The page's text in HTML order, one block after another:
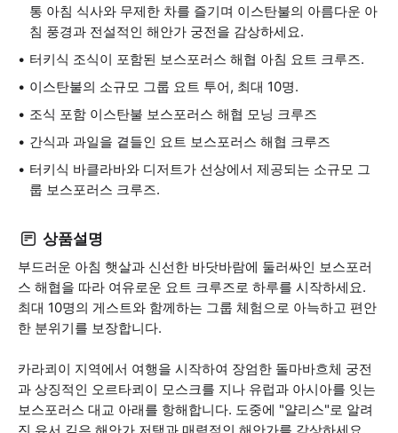
통 아침 식사와 무제한 차를 즐기며 이스탄불의 아름다운 아
침 풍경과 전설적인 해안가 궁전을 감상하세요.
터키식 조식이 포함된 보스포러스 해협 아침 요트 크루즈.
이스탄불의 소규모 그룹 요트 투어, 최대 10명.
조식 포함 이스탄불 보스포러스 해협 모닝 크루즈
간식과 과일을 곁들인 요트 보스포러스 해협 크루즈
터키식 바클라바와 디저트가 선상에서 제공되는 소규모 그
룹 보스포러스 크루즈.
상품설명
부드러운 아침 햇살과 신선한 바닷바람에 둘러싸인 보스포러
스 해협을 따라 여유로운 요트 크루즈로 하루를 시작하세요.
최대 10명의 게스트와 함께하는 그룹 체험으로 아늑하고 편안
한 분위기를 보장합니다.
카라쾨이 지역에서 여행을 시작하여 장엄한 돌마바흐체 궁전
과 상징적인 오르타쾨이 모스크를 지나 유럽과 아시아를 잇는
보스포러스 대교 아래를 항해합니다. 도중에 "얄리스"로 알려